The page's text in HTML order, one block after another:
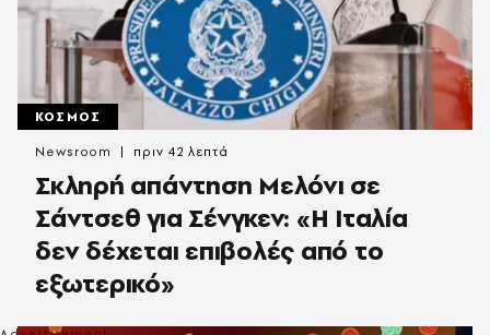
ΚΟΣΜΟΣ
Σκληρή απάντηση Μελόνι σε
Σάντσεθ για Σένγκεν: «Η Ιταλία
δεν δέχεται επιβολές από το
εξωτερικό»
Newsroom πριν 42 λεπτά